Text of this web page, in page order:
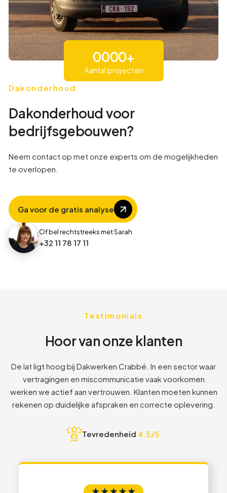
0
9
1
0
2
3
8
3
0
2
3
5
8
2
5
0
2
3
5
8
2
5
+
Aantal projecten
Dakonderhoud
Dakonderhoud voor
bedrijfsgebouwen?
Neem contact op met onze experts om de mogelijkheden
te overlopen.
Ga voor de gratis analyse
Of bel rechtstreeks met Sarah
+32 11 78 17 11
Testimonials
Hoor van onze klanten
De lat ligt hoog bij Dakwerken Crabbé. In een sector waar
vertragingen en miscommunicatie vaak voorkomen
werken we actief aan vertrouwen. Klanten moeten kunnen
rekenen op duidelijke afspraken en correcte oplevering.
Tevredenheid 4.5/5